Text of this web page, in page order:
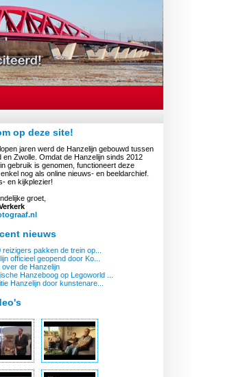
op deze site!
jaren werd de Hanzelijn gebouwd tussen
en Zwolle. Omdat de Hanzelijn sinds 2012
gebruik is genomen, functioneert deze
nog als online nieuws- en beeldarchief.
en kijkplezier!
groet,
nieuws
reizigers pakken de trein op...
officieel geopend door Ko...
over de Hanzelijn
Hanzeboog op Legoworld ...
Hanzelijn door kunstenare...